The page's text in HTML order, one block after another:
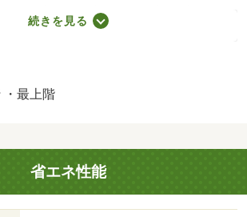
（税込）、鍵交換費：ご契約時１６５
去時清掃費：６３２５０円（税込）、
料：必要 暖房あり 【設備・特記事
・ルームシェア不可/鍵交換費用（課税
続きを見る
・最上階
省エネ性能